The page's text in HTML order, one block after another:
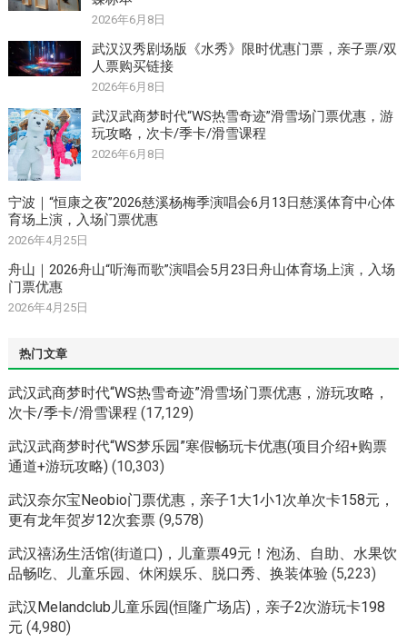
2026年6月8日
武汉汉秀剧场版《水秀》限时优惠门票，亲子票/双
人票购买链接
2026年6月8日
武汉武商梦时代“WS热雪奇迹”滑雪场门票优惠，游
玩攻略，次卡/季卡/滑雪课程
2026年6月8日
宁波｜“恒康之夜”2026慈溪杨梅季演唱会6月13日慈溪体育中心体
育场上演，入场门票优惠
2026年4月25日
舟山｜2026舟山“听海而歌”演唱会5月23日舟山体育场上演，入场
门票优惠
2026年4月25日
热门文章
武汉武商梦时代“WS热雪奇迹”滑雪场门票优惠，游玩攻略，
次卡/季卡/滑雪课程 (17,129)
武汉武商梦时代“WS梦乐园”寒假畅玩卡优惠(项目介绍+购票
通道+游玩攻略) (10,303)
武汉奈尔宝Neobio门票优惠，亲子1大1小1次单次卡158元，
更有龙年贺岁12次套票 (9,578)
武汉禧汤生活馆(街道口)，儿童票49元！泡汤、自助、水果饮
品畅吃、儿童乐园、休闲娱乐、脱口秀、换装体验 (5,223)
武汉Melandclub儿童乐园(恒隆广场店)，亲子2次游玩卡198
元 (4,980)